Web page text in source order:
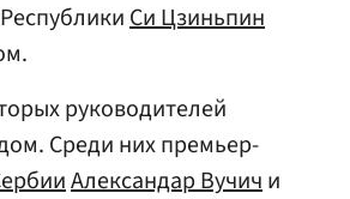
Си Цзиньпин
руководителей
Среди них премьер-
Александар Вучичи